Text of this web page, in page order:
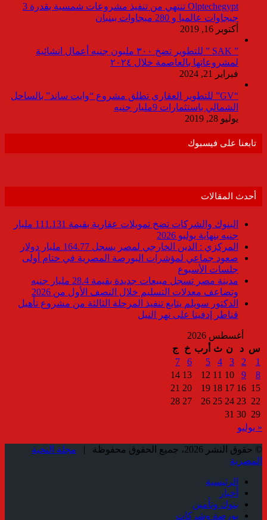
Olptechegypt تنتهي من تنفيذ مشروعات شمسية بقدرة 3
جيجاوات عالميا و 280 ميجاوات ببنبان
أكتوبر 16, 2019
” SAK ” للتطوير تضخ ٣٠٠ مليون جنيه أعمال انشائية
لمشروعاتها بالعاصمة خلال ٢٠٢٤
فبراير 21, 2024
“GV” للتطوير العقاري تطلق مشروع “وايت ساند” بالساحل
الشمالي باستثمارات 9مليار جنيه
يوليو 28, 2019
تابعنا على فيسبوك
أحدث المقالات
البنوك والشركات تضخ تمويلات عقارية بقيمة 111.131 مليار
جنيه بنهاية يوليو 2026
المركزي : الدين الخارجي لمصر يسجل 164.77 مليار دولار
صعود جماعي لمؤشرات البورصة المصرية في ختام أولى
جلسات الأسبوع
مدينة مصر تسجل مبيعات جديدة بقيمة 28.4 مليار جنيه
وتضاعف معدلات التسليم خلال النصف الأول من 2026
الدكتور سويلم يتابع تنفيذ المرحلة الثالثة من مشروع تأهيل
قناطر إدفينا على نهر النيل
أغسطس 2026
س د ن ث أرب خ
ج
1
2
3
4
5
6
7
8
9
10
11
12
13
14
15
16
17
18
19
20
21
22
23
24
25
26
27
28
29
30
31
« يوليو
© حقوق النشر 2026، جميع الحقوق محفوظة |
مجلة النخبة
المصرية
الرئيسية
أخبار
بنوك وتأمين
بورصة وشركات